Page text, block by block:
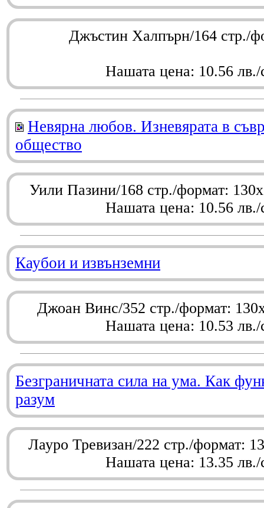
Джъстин Халпърн/164 стр./
Нашата цена: 10.56 лв./
Невярна любов. Изневярата в
общество
Уили Пазини/168 стр./формат:
Нашата цена: 10.56 лв./
Каубои и извънземни
Джоан Винс/352 стр./формат:
Нашата цена: 10.53 лв./
Безграничната сила на ума. Как
разум
Лауро Тревизан/222 стр./формат:
Нашата цена: 13.35 лв./